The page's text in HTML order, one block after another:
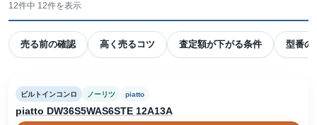
12件中 12件を表示
売る前の確認 高く売るコツ 査定額が下がる条件 型番の
ビルトインコンロ ノーリツ piatto
piatto DW36S5WAS6STE 12A13A